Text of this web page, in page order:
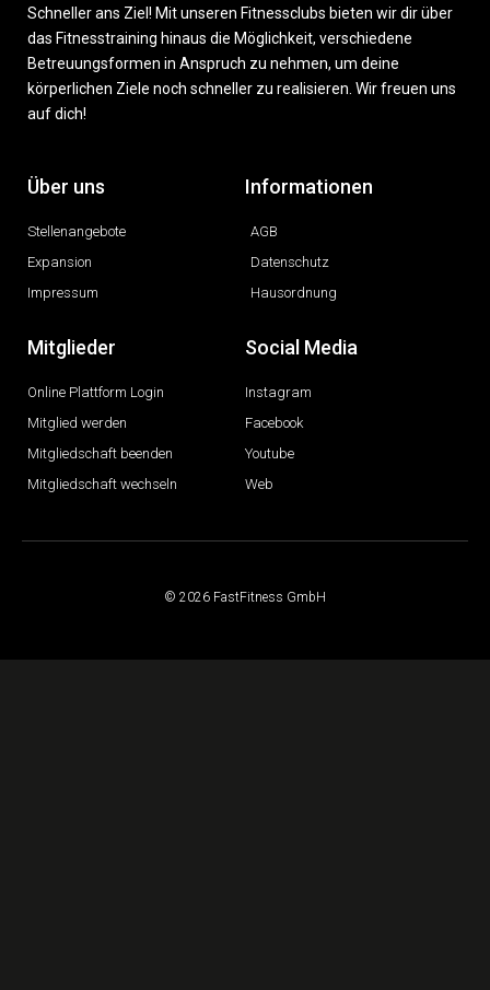
Schneller ans Ziel! Mit unseren Fitnessclubs bieten wir dir über
das Fitnesstraining hinaus die Möglichkeit, verschiedene
Betreuungsformen in Anspruch zu nehmen, um deine
körperlichen Ziele noch schneller zu realisieren. Wir freuen uns
auf dich!
Über uns
Stellenangebote
Expansion
Impressum
Informationen
AGB
Datenschutz
Hausordnung
Mitglieder
Online Plattform Login
Mitglied werden
Mitgliedschaft beenden
Mitgliedschaft wechseln
Social Media
Instagram
Facebook
Youtube
Web
© 2026 FastFitness GmbH